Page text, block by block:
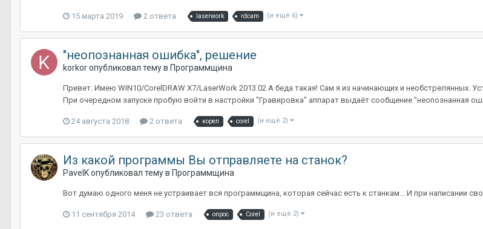
15 марта 2019 2 ответа laserwork rdcam (и ещё 6)
"неопознанная ошибка", решение
korkorопубликовал тему в Программщина
Привет. Имею WIN10/CorelDRAW X7/LaserWork 2013.02 А беда такая! Сам я из начинающих и необстрелянных.
При очередном запуске пробую войти в настройки "Гравировка" аппарат выдаёт сообщение "неопознанная
24 августа 2018 2 ответа корел corel (и ещё 2)
Из какой программы Вы отправляете на станок?
PavelKопубликовал тему в Программщина
Вот думаю одного меня не устраивает вся программщина, которая сейчас есть к станкам... И при написании
11 сентября 2014 23 ответа опрос Corel (и ещё 2)